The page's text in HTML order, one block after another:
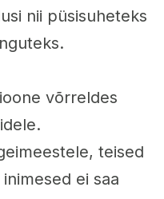
nii püsisuheteks
võrreldes
teised
ei saa